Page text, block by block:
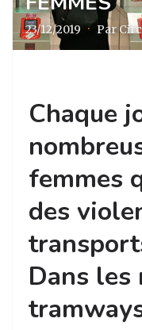
23/12/2019 · Par
Chaque
femmes
des
Dans les